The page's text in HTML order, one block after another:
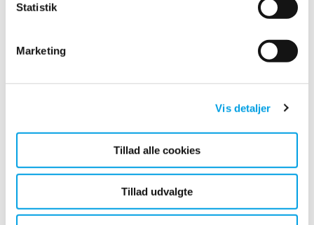
Statistik
Marketing
Vis detaljer
Tillad alle cookies
Tillad udvalgte
2023
2022
2021